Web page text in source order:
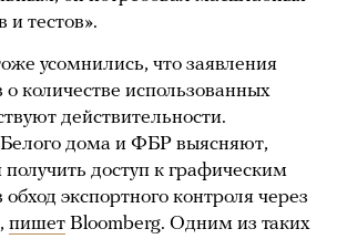
и тестов».
усомнились, что заявления
о количестве использованных
действительности.
дома и ФБР выясняют,
получить доступ к графическим
экспортного контроля через
пишет Bloomberg. Одним из таких